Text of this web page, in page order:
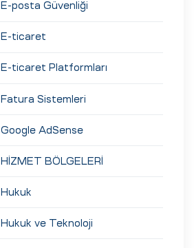
E-posta Güvenliği
E-ticaret
E-ticaret Platformları
Fatura Sistemleri
Google AdSense
HİZMET BÖLGELERİ
Hukuk
Hukuk ve Teknoloji